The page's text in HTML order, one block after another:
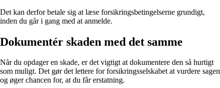
Det kan derfor betale sig at læse forsikringsbetingelserne grundigt,
inden du går i gang med at anmelde.
Dokumentér skaden med det samme
Når du opdager en skade, er det vigtigt at dokumentere den så hurtigt
som muligt. Det gør det lettere for forsikringsselskabet at vurdere sagen
og øger chancen for, at du får erstatning.